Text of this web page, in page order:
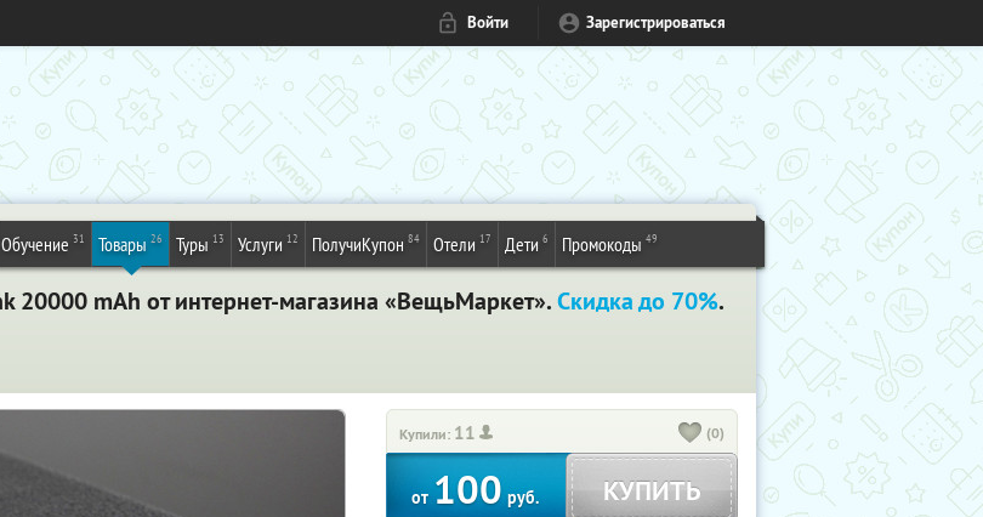
Войти Зарегистрироваться
Обучение 31 Товары 26 Туры 13 Услуги 12 ПолучиКупон 84 Отели 17 Дети 6 Промокоды 49
20000 mAh от интернет-магазина «ВещьМаркет».Скидка до 70%.
Купили: 11 (0)
от100руб. КУПИТЬ